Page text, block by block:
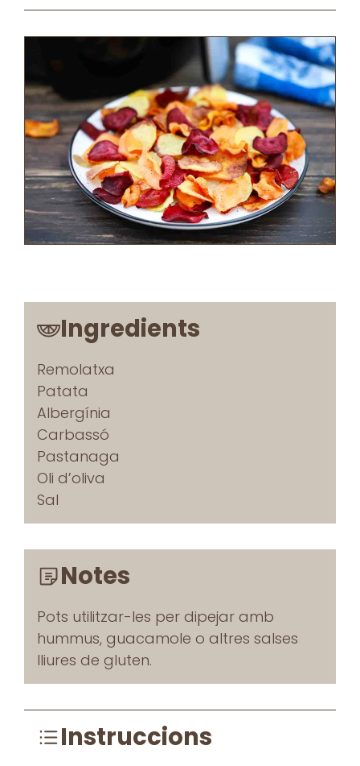
Ingredients
Remolatxa
Patata
Albergínia
Carbassó
Pastanaga
Oli d’oliva
Sal
Notes
Pots utilitzar-les per dipejar amb
hummus, guacamole o altres salses
lliures de gluten.
Instruccions